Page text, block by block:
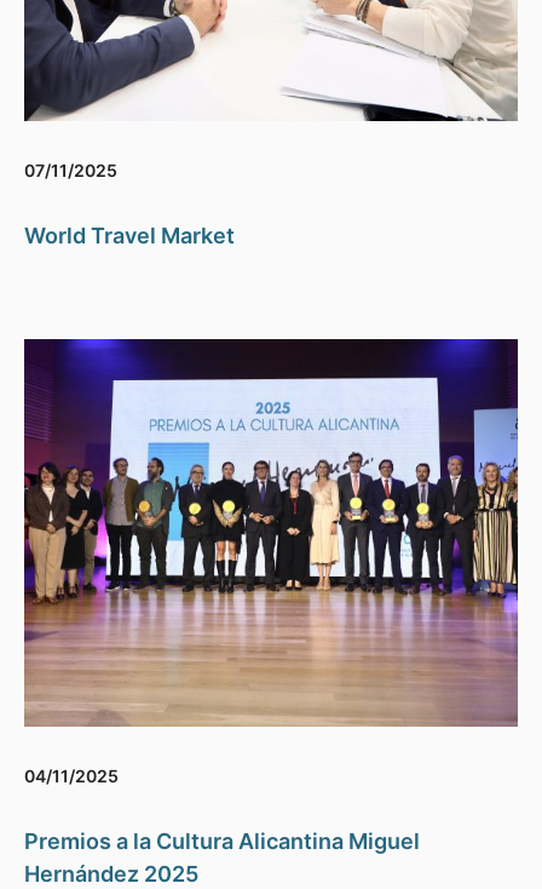
07/11/2025
World Travel Market
04/11/2025
Premios a la Cultura Alicantina Miguel
Hernández 2025